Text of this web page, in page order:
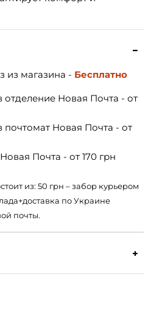
из магазина - Бесплатно
отделение Новая Почта - от
почтомат Новая Почта - от
Почта - от 170 грн
из: 50 грн – забор курьером
по Украине
почты.